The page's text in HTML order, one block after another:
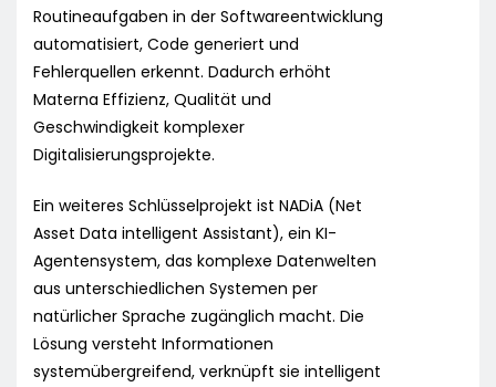
Routineaufgaben in der Softwareentwicklung
automatisiert, Code generiert und
Fehlerquellen erkennt. Dadurch erhöht
Materna Effizienz, Qualität und
Geschwindigkeit komplexer
Digitalisierungsprojekte.
Ein weiteres Schlüsselprojekt ist NADiA (Net
Asset Data intelligent Assistant), ein KI-
Agentensystem, das komplexe Datenwelten
aus unterschiedlichen Systemen per
natürlicher Sprache zugänglich macht. Die
Lösung versteht Informationen
systemübergreifend, verknüpft sie intelligent